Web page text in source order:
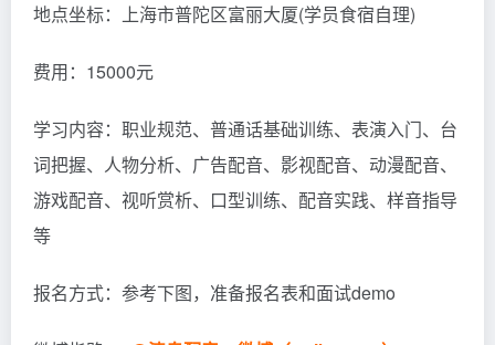
地点坐标：上海市普陀区富丽大厦(学员食宿自理)
费用：15000元
学习内容：职业规范、普通话基础训练、表演入门、台
词把握、人物分析、广告配音、影视配音、动漫配音、
游戏配音、视听赏析、口型训练、配音实践、样音指导
等
报名方式：参考下图，准备报名表和面试demo